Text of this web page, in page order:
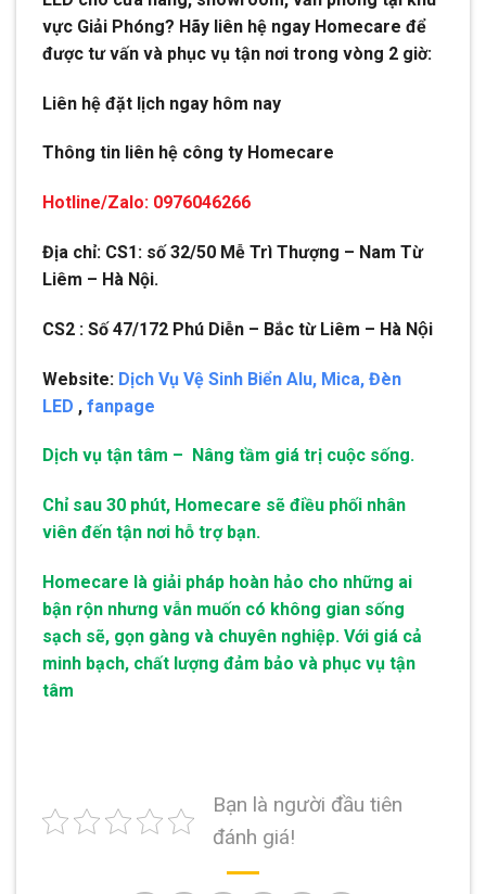
vực Giải Phóng? Hãy liên hệ ngay Homecare để
được tư vấn và phục vụ tận nơi trong vòng 2 giờ:
Liên hệ đặt lịch ngay hôm nay
Thông tin liên hệ công ty Homecare
Hotline/Zalo: 0976046266
Địa chỉ: CS1: số 32/50 Mễ Trì Thượng – Nam Từ
Liêm – Hà Nội.
CS2 : Số 47/172 Phú Diễn – Bắc từ Liêm – Hà Nội
Website: Dịch Vụ Vệ Sinh Biển Alu, Mica, Đèn
LED , fanpage
Dịch vụ tận tâm – Nâng tầm giá trị cuộc sống.
Chỉ sau 30 phút, Homecare sẽ điều phối nhân
viên đến tận nơi hỗ trợ bạn.
Homecare là giải pháp hoàn hảo cho những ai
bận rộn nhưng vẫn muốn có không gian sống
sạch sẽ, gọn gàng và chuyên nghiệp. Với giá cả
minh bạch, chất lượng đảm bảo và phục vụ tận
tâm
Bạn là người đầu tiên
đánh giá!